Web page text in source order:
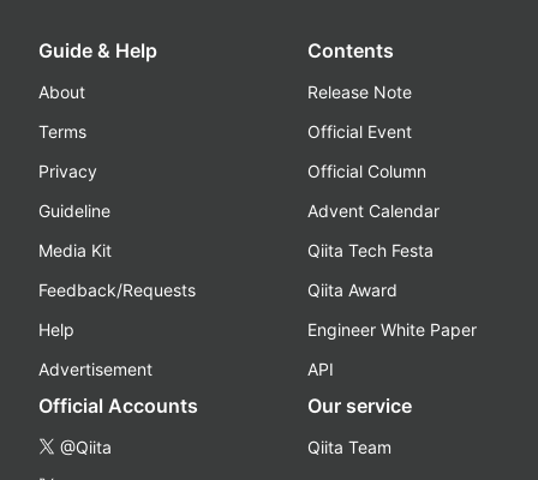
Guide & Help
About
Terms
Privacy
Guideline
Media Kit
Feedback/Requests
Help
Advertisement
Contents
Release Note
Official Event
Official Column
Advent Calendar
Qiita Tech Festa
Qiita Award
Engineer White Paper
API
Official Accounts
@Qiita
Our service
Qiita Team